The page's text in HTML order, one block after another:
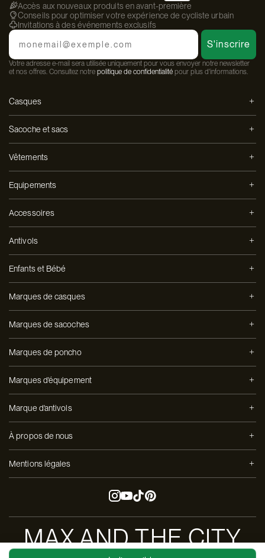
Accès aux nouveaux produits en avant-première
Conseils pour optimiser votre expérience de cycliste urbain
Invitations à des événements exclusifs
Email
S'inscrire
Votre adresse e-mail sera utilisée uniquement pour vous envoyer notre newsletter
et nos offres. Consultez notre politique de confidentialité pour plus d'informations.
Casques
Sacoche et sacs
Vêtements
Equipements
Accessoires
Antivols
Enfants et Bébé
Marques de casques
Marques de sacoches
Marques de poncho
Marques d'équipement
Marque d'antivols
À propos de nous
Mentions légales
MAX AND THE CITY